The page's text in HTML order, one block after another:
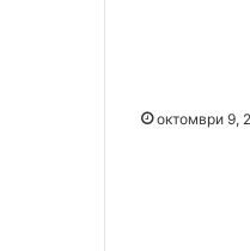
октомври 9,